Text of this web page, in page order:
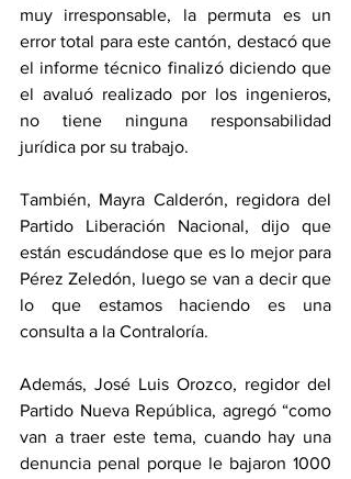
muy irresponsable, la permuta es un
error total para este cantón, destacó que
el informe técnico finalizó diciendo que
el avaluó realizado por los ingenieros,
no tiene ninguna responsabilidad
jurídica por su trabajo.
También, Mayra Calderón, regidora del
Partido Liberación Nacional, dijo que
están escudándose que es lo mejor para
Pérez Zeledón, luego se van a decir que
lo que estamos haciendo es una
consulta a la Contraloría.
Además, José Luis Orozco, regidor del
Partido Nueva República, agregó “como
van a traer este tema, cuando hay una
denuncia penal porque le bajaron 1000